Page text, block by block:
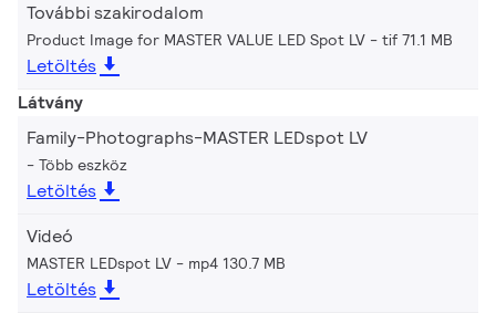
További szakirodalom
Product Image for MASTER VALUE LED Spot LV tif 71.1 MB
Letöltés
Látvány
Family-Photographs-MASTER LEDspot LV
Több eszköz
Letöltés
Videó
MASTER LEDspot LV mp4 130.7 MB
Letöltés